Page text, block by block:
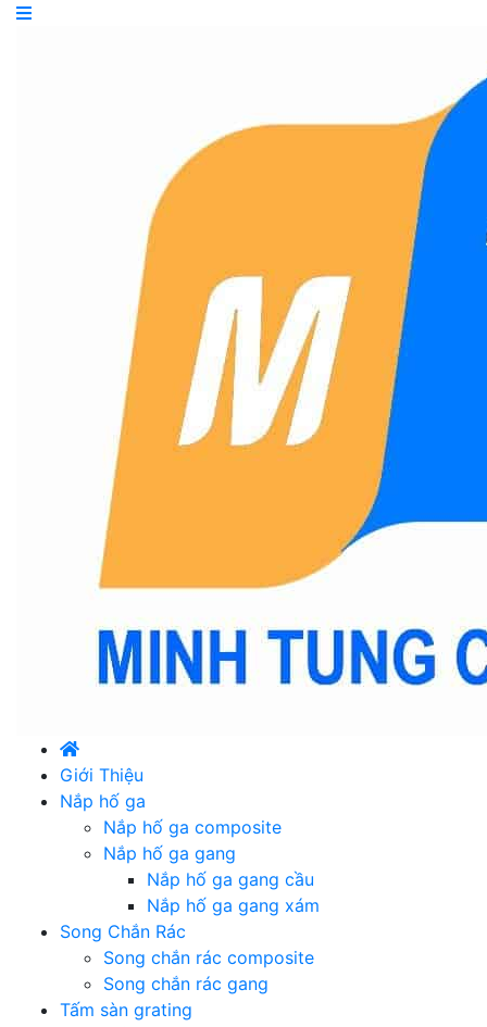
Giới Thiệu
Nắp hố ga
Nắp hố ga composite
Nắp hố ga gang
Nắp hố ga gang cầu
Nắp hố ga gang xám
Song Chắn Rác
Song chắn rác composite
Song chắn rác gang
Tấm sàn grating